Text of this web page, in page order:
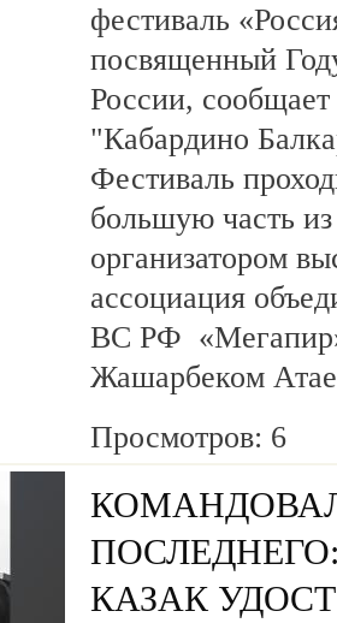
фестиваль
посвященный
России,
"Кабардино
Фестиваль
большую часть
организатором
ассоциация
ВС РФ «Мегапир»
Жашарбеком
Просмотров: 6
КАЗАК